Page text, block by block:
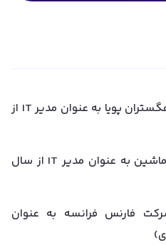
همکاری با شرکت اروند رهگستران پویا به عنوان مدیر IT از
همکاری با شرکت راهدار ماشین به عنوان مدیر IT از سال
فارنس فرانسه به عنوان